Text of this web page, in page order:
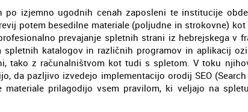
po izjemno ugodnih cenah zaposleni te institucije
potem besedilne materiale (poljudne in strokovne)
prevajanje spletnih strani iz hebrejskega v
spletnih katalogov in različnih programov in aplikacij
tako z računalništvom kot tudi s spletom. V toku
da pazljivo izvedejo implementacijo orodij SEO
prilagodijo vsem pravilom, ki veljajo na